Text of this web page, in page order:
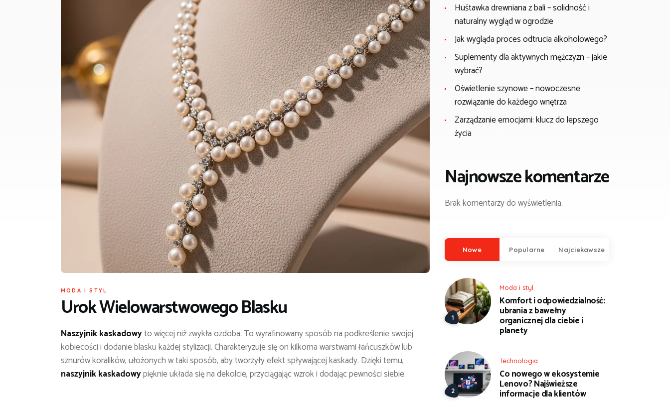
MODA I STYL
Urok Wielowarstwowego Blasku
Naszyjnik kaskadowyto więcej niż zwykła ozdoba. To wyrafinowany sposób na podkreślenie swojej
kobiecości i dodanie blasku każdej stylizacji. Charakteryzuje się on kilkoma warstwami łańcuszków lub
sznurów koralików, ułożonych w taki sposób, aby tworzyły efekt spływającej kaskady. Dzięki temu,
naszyjnik kaskadowypięknie układa się na dekolcie, przyciągając wzrok i dodając pewności siebie.
Huśtawka drewniana z bali – solidność i
naturalny wygląd w ogrodzie
Jak wygląda proces odtrucia alkoholowego?
Suplementy dla aktywnych mężczyzn – jakie
wybrać?
Oświetlenie szynowe – nowoczesne
rozwiązanie do każdego wnętrza
Zarządzanie emocjami: klucz do lepszego
życia
Najnowsze komentarze
Brak komentarzy do wyświetlenia.
Nowe Popularne Najciekawsze
Moda i styl
Komfort i odpowiedzialność:
ubrania z bawełny
organicznej dla ciebie i
planety
Technologia
Co nowego w ekosystemie
Lenovo? Najświeższe
informacje dla klientów